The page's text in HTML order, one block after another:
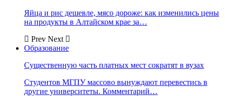
Яйца и рис дешевле, мясо дороже: как изменились цены
на продукты в Алтайском крае за…
Prev Next
Образование
Существенную часть платных мест сократят в вузах
Студентов МГПУ массово вынуждают перевестись в
другие университеты. Комментарий…